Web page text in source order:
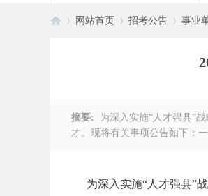
时政热点 视频课堂
网站首页 招考公告 事业
摘要: 为深入实施“人才强县”
才。现将有关事项公告如下：
为深入实施“人才强县”